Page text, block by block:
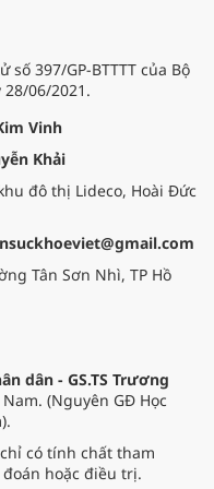
397/GP-BTTTT của Bộ
06/2021.
Vinh
Khải
đô thị Lideco, Hoài Đức
Tân Sơn Nhì, TP Hồ
dân - GS.TS Trương
(Nguyên GĐ Học
có tính chất tham
hoặc điều trị.